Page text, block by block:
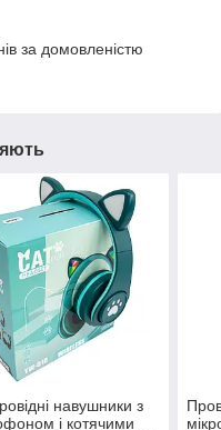
за домовленістю
навушники з
і котячими